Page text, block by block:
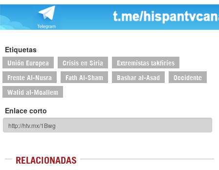
Etiquetas
Unión Europea Crisis en Siria Extremistas takfiríes
Frente Al-Nusra Fath Al-Sham Bashar al-Asad Occidente
Walid al-Moallem
Enlace corto
RELACIONADAS